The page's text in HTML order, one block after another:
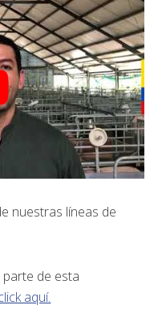
nuestras líneas de
de esta
aquí.